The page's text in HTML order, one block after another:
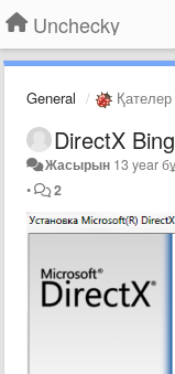
Unchecky
General Қателер
DirectX
Жасырын 13 year
•
2